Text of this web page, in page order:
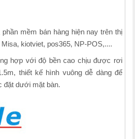
mềm bán hàng hiện nay trên thị
kiotviet, pos365, NP-POS,....
hợp với độ bền cao chịu được rơi
thiết kế hình vuông dễ dàng để
đặt dưới mặt bàn.